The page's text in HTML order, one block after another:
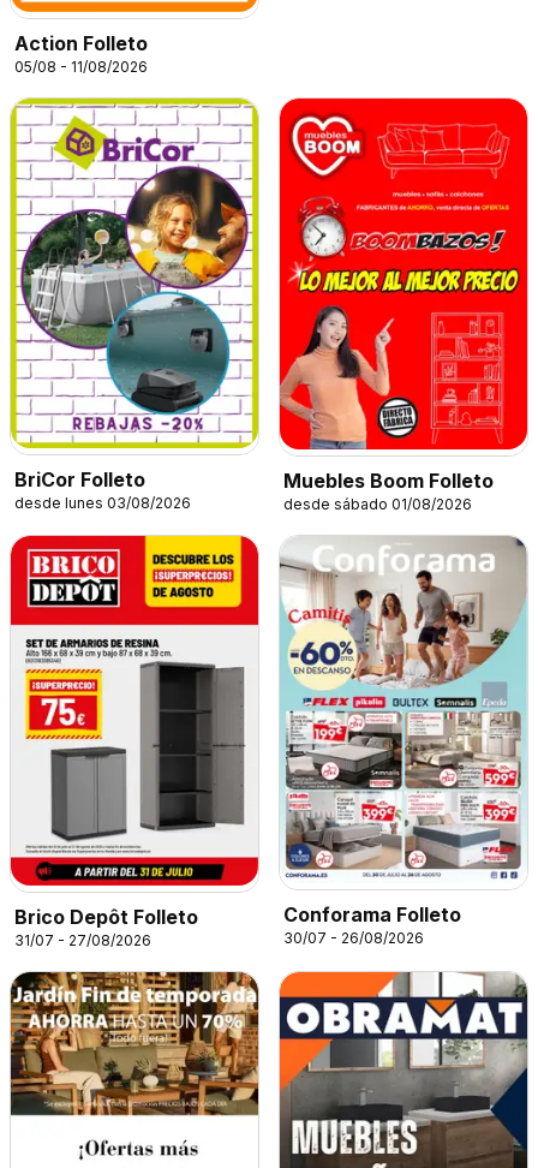
Action Folleto
05/08 - 11/08/2026
BriCor Folleto
desde lunes 03/08/2026
Muebles Boom Folleto
desde sábado 01/08/2026
Brico Depôt Folleto
31/07 - 27/08/2026
Conforama Folleto
30/07 - 26/08/2026